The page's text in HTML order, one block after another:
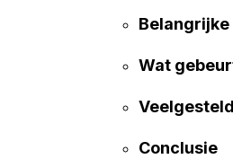
Belangrijke
Wat
Conclusie